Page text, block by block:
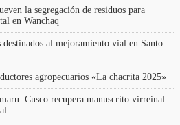
la segregación de residuos para
en Wanchaq
al mejoramiento vial en Santo
agropecuarios «La chacrita 2025»
Cusco recupera manuscrito virreinal